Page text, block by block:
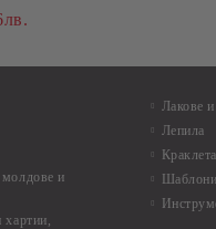
и
Лакове
Лепила
Шаблони